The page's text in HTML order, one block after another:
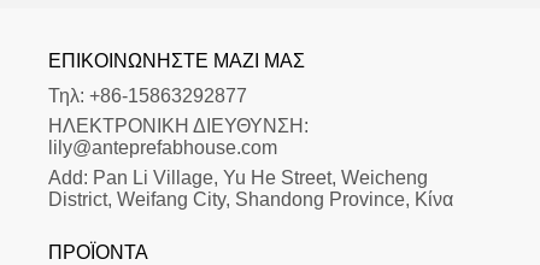
ΕΠΙΚΟΙΝΩΝΉΣΤΕ ΜΑΖΊ ΜΑΣ
Τηλ: +86-15863292877
ΗΛΕΚΤΡΟΝΙΚΗ ΔΙΕΥΘΥΝΣΗ:
lily@anteprefabhouse.com
Add: Pan Li Village, Yu He Street, Weicheng
District, Weifang City, Shandong Province, Κίνα
ΠΡΟΪΌΝΤΑ